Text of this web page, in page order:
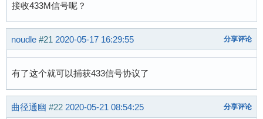
接收433M信号呢？
noudle #21 2020-05-17 16:29:55 分享评论
有了这个就可以捕获433信号协议了
曲径通幽 #22 2020-05-21 08:54:25 分享评论